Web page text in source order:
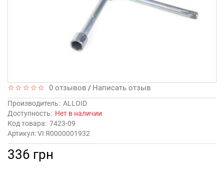
0 отзывов / Написать отзыв
Производитель: ALLOID
Доступность: Нет в наличии
Код товара: 7423-09
Артикул: VI Я0000001932
336 грн